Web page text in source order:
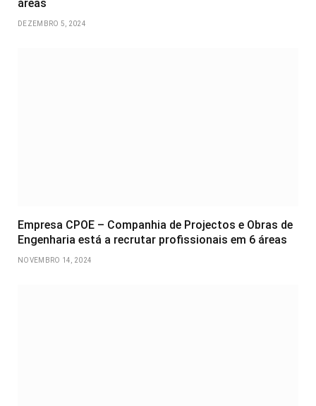
áreas
DEZEMBRO 5, 2024
Empresa CPOE – Companhia de Projectos e Obras de
Engenharia está a recrutar profissionais em 6 áreas
NOVEMBRO 14, 2024